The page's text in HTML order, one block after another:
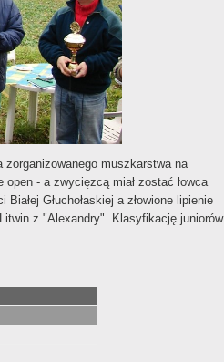
zorganizowanego muszkarstwa na
- a zwycięzcą miał zostać łowca
Głuchołaskiej a złowione lipienie
z "Alexandry". Klasyfikację juniorów